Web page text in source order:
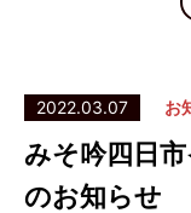
2022.03.07 お
みそ吟四日
のお知らせ